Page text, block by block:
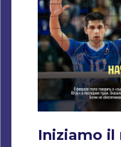
Iniziamo il